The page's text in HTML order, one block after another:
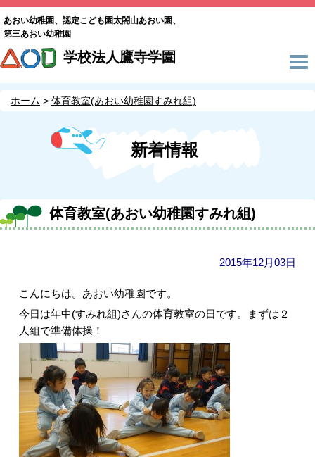
あおい幼稚園、認定こども園太閤山あおい園、
第三あおい幼稚園
学校法人鷹寺学園
ホーム 体育教室(あおい幼稚園すみれ組)
新着情報
体育教室(あおい幼稚園すみれ組)
2015年12月03日
こんにちは。あおい幼稚園です。
今日は年中(すみれ組)さんの体育教室の日です。まずは２
人組で準備体操！